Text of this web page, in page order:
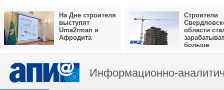
На Дне строителя
выступят
Uma2rman и
Афродита
Строители
области
больше
Информационно-